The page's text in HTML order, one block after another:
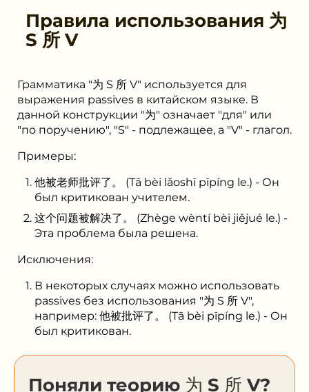
Правила использования 为
S 所 V
Грамматика "为 S 所 V" используется для
выражения passives в китайском языке. В
данной конструкции "为" означает "для" или
"по поручению", "S" - подлежащее, а "V" - глагол.
Примеры:
他被老师批评了。 (Tā bèi lǎoshī pīpíng le.) - Он
был критикован учителем.
这个问题被解决了。 (Zhège wèntí bèi jiějué le.) -
Эта проблема была решена.
Исключения:
В некоторых случаях можно использовать
passives без использования "为 S 所 V",
например: 他被批评了。 (Tā bèi pīpíng le.) - Он
был критикован.
Поняли теорию 为 S 所 V?